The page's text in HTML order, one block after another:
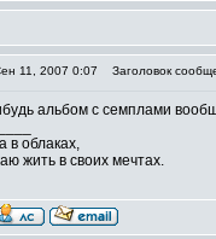
11, 2007 0:07 Заголовок
альбом с семплами
в облаках,
жить в своих мечтах.